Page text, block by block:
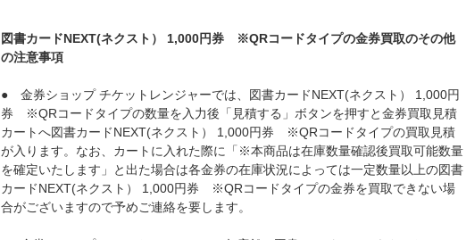
図書カードNEXT(ネクスト） 1,000円券 ※QRコードタイプの金券買取のその他
の注意事項
● 金券ショップ チケットレンジャーでは、図書カードNEXT(ネクスト） 1,000円
券 ※QRコードタイプの数量を入力後「見積する」ボタンを押すと金券買取見積
カートへ図書カードNEXT(ネクスト） 1,000円券 ※QRコードタイプの買取見積
が入ります。なお、カートに入れた際に「※本商品は在庫数量確認後買取可能数量
を確定いたします」と出た場合は各金券の在庫状況によっては一定数量以上の図書
カードNEXT(ネクスト） 1,000円券 ※QRコードタイプの金券を買取できない場
合がございますので予めご連絡を要します。